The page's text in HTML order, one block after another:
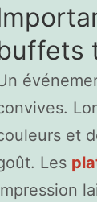
et
Les